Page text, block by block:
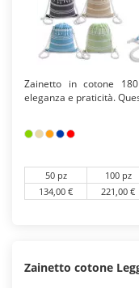
Zainetto in cotone
eleganza e praticità.
50 pz 100 pz
134,00 €
221,00 €
Zainetto cotone